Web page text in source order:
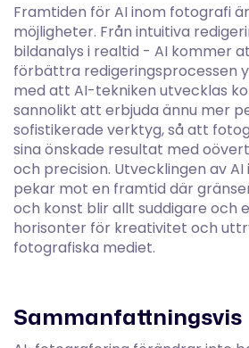
Framtiden för AI inom fotografi
möjligheter. Från intuitiva
bildanalys i realtid - AI kommer
förbättra redigeringsprocessen
med att AI-tekniken utvecklas
sannolikt att erbjuda ännu mer
sofistikerade verktyg, så att
sina önskade resultat med
och precision. Utvecklingen av
pekar mot en framtid där
och konst blir allt suddigare och
horisonter för kreativitet och
fotografiska mediet.
Sammanfattningsvis